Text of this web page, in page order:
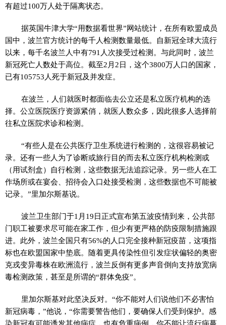
有超过100万人处于隔离状态。
据英国牛津大学“用数据看世界”网站统计，在所有欧盟成员
国中，波兰官方统计的每千人检测数量最低。自新冠全球大流行
以来，每千名波兰人中有791人次接受过检测。与此同时，波兰
新冠死亡人数处于高位。截至2月2日，这个3800万人口的国家，
已有105753人死于新冠及并发症。
在波兰，人们就医时都面临去公立还是私立医疗机构的选
择。公立医院医疗资源紧俏，就医人数众多，因此很多人选择前
往私立医院求诊和检测。
“有些人是在公共医疗卫生系统进行检测的，这很容易被记
录。还有一些人为了诊断或旅行目的而去私立医疗机构检测或
（用试剂盒）自行检测，这些数据无法追踪记录。另一些人在工
作场所或在宴会、招待会入口处接受检测，这些数据也不可能被
记录。”里加尔斯基说。
波兰卫生部门于1月19日正式宣布第五波疫情到来，公共部
门职工被要求尽可能在家工作，但少有更严格的防疫限制措施跟
进。此外，波兰全国只有56%的人口完全接种新冠疫苗，这项指
标也在欧盟国家中垫底。随着更具传染性但引发症状偏轻的奥密
克戎变异毒株在欧洲流行，波兰反倒有更多声音倒向支持放宽病
毒检测政策，甚至是所谓的“群体免疫”。
里加尔斯基对此坚决反对。“你不能对人们说他们不必害怕
新冠病毒，”他说，“你需要警告他们，要确保人们受到保护。感
染新冠有可能诱发其他病症，也有危重病例，你不能让流行病蔓